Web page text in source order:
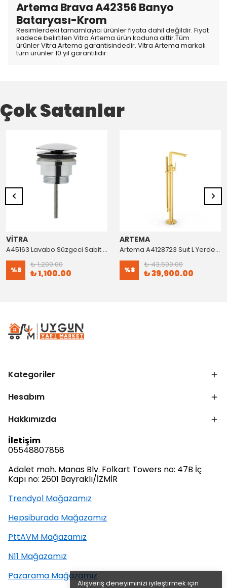
Alışveriş deneyiminizi iyileştirmek için
Artema Brava A42356 Banyo
Bataryası-Krom
Resimlerdeki tamamlayıcı ürünler fiyata dahil değildir. Fiyat
sadece belirtilen Vitra Artema ürün koduna aittir.Tüm
ürünler Vitra Artema garantisindedir. Vitra Artema markalı
tüm ürünler 10 yıl garantilidir.
Çok Satanlar
VİTRA
A45163 Lavabo Süzgeci Sabit Krom
%8
₺ 1,200.00
₺ 1,100.00
ARTEMA
Artema A4128723 Suıt L Yerden Küvet Bataryası Altın
%8
₺ 43,500.00
₺ 39,900.00
Kategoriler
Hesabım
Hakkımızda
İletişim
05548807858
Adalet mah. Manas Blv. Folkart Towers no: 47B İç
Kapı no: 2601 Bayraklı/İZMİR
Trendyol Mağazamız
Hepsiburada Mağazamız
PttAVM Mağazamız
N11 Mağazamız
Pazarama Mağazamız